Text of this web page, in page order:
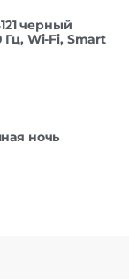
черный
Гц, Wi-Fi, Smart
ночь